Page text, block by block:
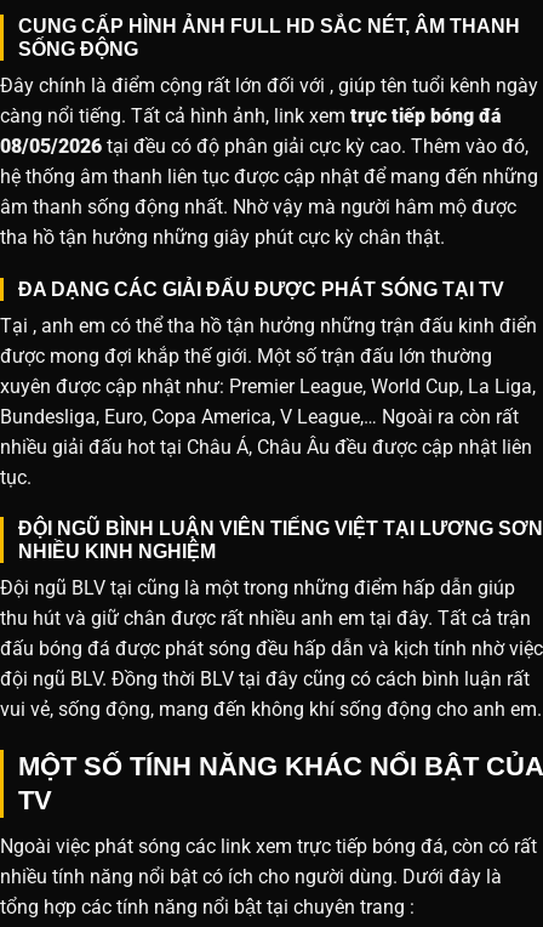
CUNG CẤP HÌNH ẢNH FULL HD SẮC NÉT, ÂM THANH
SỐNG ĐỘNG
Đây chính là điểm cộng rất lớn đối với , giúp tên tuổi kênh ngày
càng nổi tiếng. Tất cả hình ảnh, link xem trực tiếp bóng đá
08/05/2026 tại đều có độ phân giải cực kỳ cao. Thêm vào đó,
hệ thống âm thanh liên tục được cập nhật để mang đến những
âm thanh sống động nhất. Nhờ vậy mà người hâm mộ được
tha hồ tận hưởng những giây phút cực kỳ chân thật.
ĐA DẠNG CÁC GIẢI ĐẤU ĐƯỢC PHÁT SÓNG TẠI TV
Tại , anh em có thể tha hồ tận hưởng những trận đấu kinh điển
được mong đợi khắp thế giới. Một số trận đấu lớn thường
xuyên được cập nhật như: Premier League, World Cup, La Liga,
Bundesliga, Euro, Copa America, V League,… Ngoài ra còn rất
nhiều giải đấu hot tại Châu Á, Châu Âu đều được cập nhật liên
tục.
ĐỘI NGŨ BÌNH LUẬN VIÊN TIẾNG VIỆT TẠI LƯƠNG SƠN
NHIỀU KINH NGHIỆM
Đội ngũ BLV tại cũng là một trong những điểm hấp dẫn giúp
thu hút và giữ chân được rất nhiều anh em tại đây. Tất cả trận
đấu bóng đá được phát sóng đều hấp dẫn và kịch tính nhờ việc
đội ngũ BLV. Đồng thời BLV tại đây cũng có cách bình luận rất
vui vẻ, sống động, mang đến không khí sống động cho anh em.
MỘT SỐ TÍNH NĂNG KHÁC NỔI BẬT CỦA
TV
Ngoài việc phát sóng các link xem trực tiếp bóng đá, còn có rất
nhiều tính năng nổi bật có ích cho người dùng. Dưới đây là
tổng hợp các tính năng nổi bật tại chuyên trang :